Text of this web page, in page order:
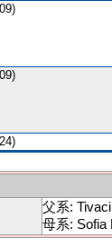
父系: Tivaci
母系: Sofia